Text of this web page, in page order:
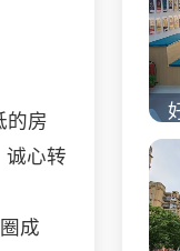
的房
诚心转
成